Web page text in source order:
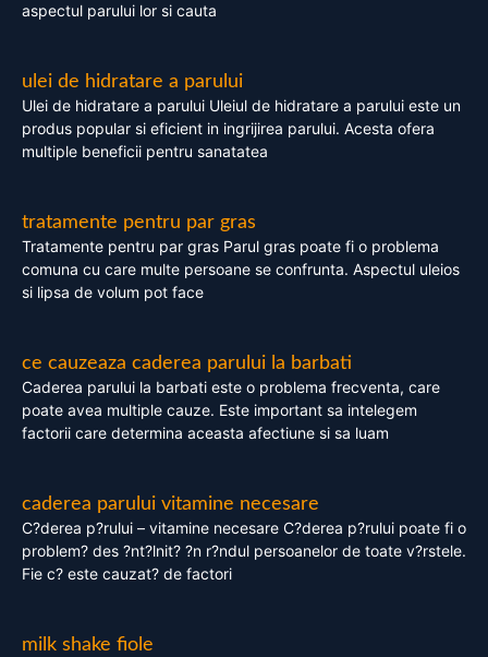
aspectul parului lor si cauta
ulei de hidratare a parului
Ulei de hidratare a parului Uleiul de hidratare a parului este un
produs popular si eficient in ingrijirea parului. Acesta ofera
multiple beneficii pentru sanatatea
tratamente pentru par gras
Tratamente pentru par gras Parul gras poate fi o problema
comuna cu care multe persoane se confrunta. Aspectul uleios
si lipsa de volum pot face
ce cauzeaza caderea parului la barbati
Caderea parului la barbati este o problema frecventa, care
poate avea multiple cauze. Este important sa intelegem
factorii care determina aceasta afectiune si sa luam
caderea parului vitamine necesare
C?derea p?rului – vitamine necesare C?derea p?rului poate fi o
problem? des ?nt?lnit? ?n r?ndul persoanelor de toate v?rstele.
Fie c? este cauzat? de factori
milk shake fiole